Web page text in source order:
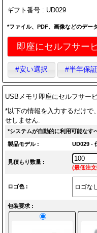
ギフト番号 : UD029
*ファイル、PDF、画像などのデー
即座にセルフサー
#安い選択 #半年保証
USBメモリ即座にセルフサー
*以下の情報を入力するだけで
せしません.
*システムが自動的に利用可能なす
製品モデル : UD029 -
見積もり数量 :
(最低注
ロゴ色 :
包装要求 :